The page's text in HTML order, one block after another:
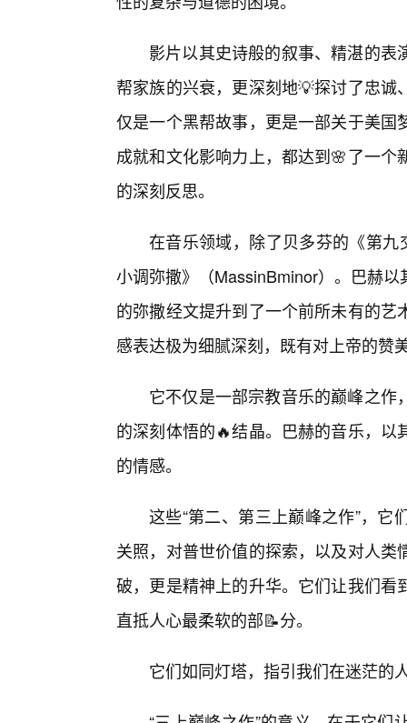
影片以其史诗般的叙事、精湛的
帮家族的兴衰，更深刻地💡探讨了忠
仅是一个黑帮故事，更是一部关于美
成就和文化影响力上，都达到🌸了一
的深刻反思。
在音乐领域，除了贝多芬的《第
小调弥撒》（MassinBminor）。巴赫
的弥撒经文提升到了一个前所未有的
感表达极为细腻深刻，既有对上帝的赞
它不仅是一部宗教音乐的巅峰之
的深刻体悟的🔥结晶。巴赫的音乐，
的情感。
这些“第二、第三上巅峰之作”，
关照，对普世价值的探索，以及对人
破，更是精神上的升华。它们让我们
直抵人心最柔软的部📝分。
它们如同灯塔，指引我们在迷茫的